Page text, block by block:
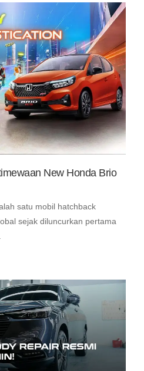
New Honda Brio
satu mobil hatchback
sejak diluncurkan pertama